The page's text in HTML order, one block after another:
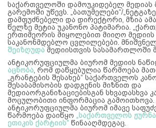
საქართველოში დამოუკიდებელ მედიას
გარემოში უწევს. „ბათუმელები“/
დამფუძნებელი და დირექტორი, მზია
წელზე მეტია უკანონო პატიმარია.
ერთიმეორის მიყოლებით მიიღო მედიის
საკანონმდებლო ცვლილებები.
შეიზღუდა მედიისთვის სასამართლოში
ანტიკორუფციულმა ბიურომ მედიის
აცნობა, რომ დაწყებულია წარმოება
„გრანტების შესახებ“ საქართველოს
შესაბამისობის დადგენის მიზნით და
მედიაორგანიზაციებისგან სხვადასხვა
მოცულობითი ინფორმაცია გამოითხოვა.
ანტიკორუფციულმა ბიურომ იმავე
წარმოება დაიწყო „საქართველოს
ეთიკის ქარტიის“ წინააღმდეგაც.